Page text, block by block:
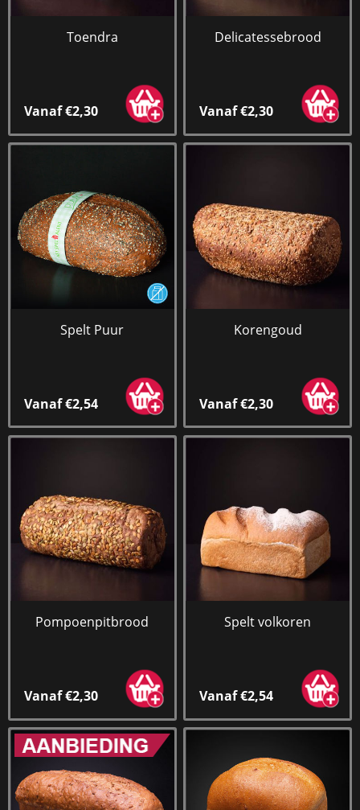
Toendra
Vanaf €2,30
Delicatessebrood
Vanaf €2,30
Spelt Puur
Vanaf €2,54
Korengoud
Vanaf €2,30
Pompoenpitbrood
Vanaf €2,30
Spelt volkoren
Vanaf €2,54